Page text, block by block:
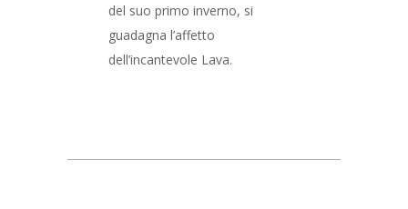
del suo primo inverno, si
guadagna l’affetto
dell’incantevole Lava.